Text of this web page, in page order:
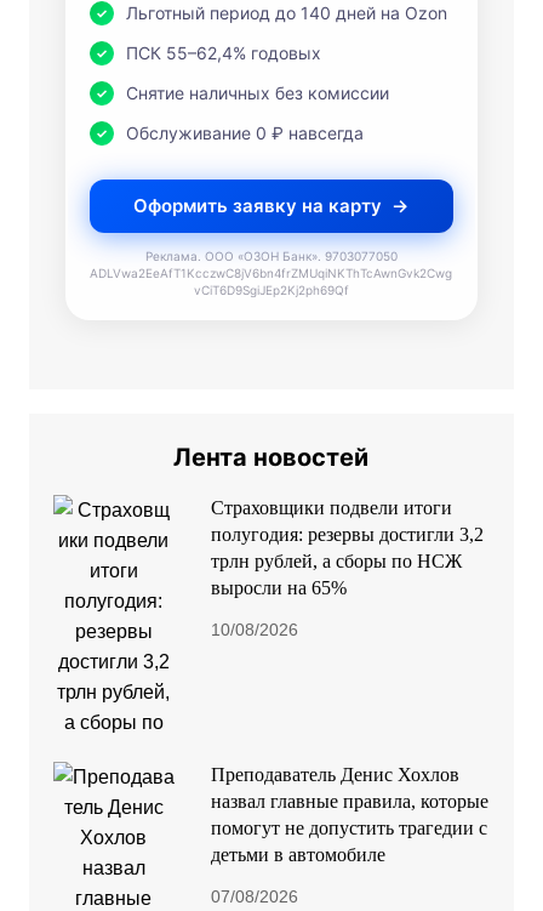
Льготный период до 140 дней на Ozon
ПСК 55–62,4% годовых
Снятие наличных без комиссии
Обслуживание 0 ₽ навсегда
Оформить заявку на карту
Реклама. ООО «ОЗОН Банк». 9703077050
ADLVwa2EeAfT1KcczwC8jV6bn4frZMUqiNKThTcAwnGvk2Cwg
vCiT6D9SgiJEp2Kj2ph69Qf
Лента новостей
Страховщики подвели итоги
полугодия: резервы достигли 3,2
трлн рублей, а сборы по НСЖ
выросли на 65%
10/08/2026
Преподаватель Денис Хохлов
назвал главные правила, которые
помогут не допустить трагедии с
детьми в автомобиле
07/08/2026